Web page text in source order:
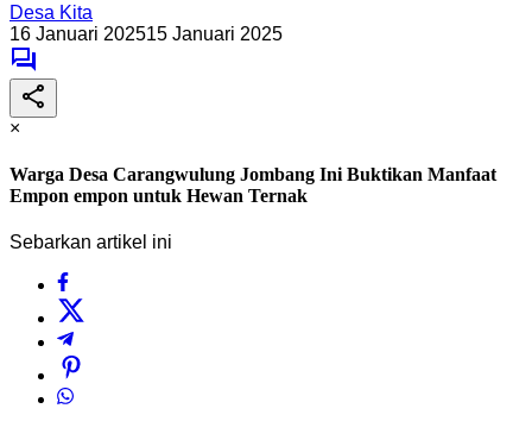
Desa Kita
16 Januari 202515 Januari 2025
×
Warga Desa Carangwulung Jombang Ini Buktikan Manfaat
Empon empon untuk Hewan Ternak
Sebarkan artikel ini